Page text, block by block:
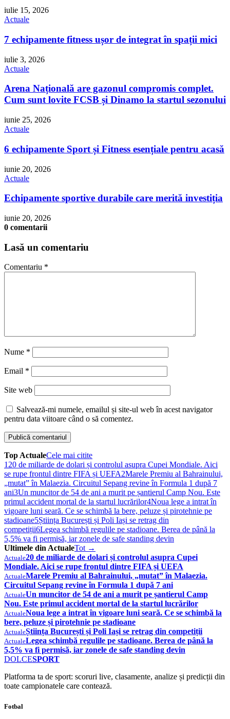
iulie 15, 2026
Actuale
7 echipamente fitness ușor de integrat în spații mici
iulie 3, 2026
Actuale
Arena Națională are gazonul compromis complet.
Cum sunt lovite FCSB și Dinamo la startul sezonului
iunie 25, 2026
Actuale
6 echipamente Sport și Fitness esențiale pentru acasă
iunie 20, 2026
Actuale
Echipamente sportive durabile care merită investiția
iunie 20, 2026
0 comentarii
Lasă un comentariu
Comentariu *
Nume *
Email *
Site web
Salvează-mi numele, emailul și site-ul web în acest navigator
pentru data viitoare când o să comentez.
Top ActualeCele mai citite
120 de miliarde de dolari și controlul asupra Cupei Mondiale. Aici
se rupe frontul dintre FIFA și UEFA2Marele Premiu al Bahrainului,
„mutat” în Malaezia. Circuitul Sepang revine în Formula 1 după 7
ani3Un muncitor de 54 de ani a murit pe șantierul Camp Nou. Este
primul accident mortal de la startul lucrărilor4Noua lege a intrat în
vigoare luni seară. Ce se schimbă la bere, peluze și pirotehnie pe
stadioane5Știința București și Poli Iași se retrag din
competiții6Legea schimbă regulile pe stadioane. Berea de până la
5,5% va fi permisă, iar zonele de safe standing devin
Ultimele din ActualeTot →
Actuale20 de miliarde de dolari și controlul asupra Cupei
Mondiale. Aici se rupe frontul dintre FIFA și UEFA
ActualeMarele Premiu al Bahrainului, „mutat” în Malaezia.
Circuitul Sepang revine în Formula 1 după 7 ani
ActualeUn muncitor de 54 de ani a murit pe șantierul Camp
Nou. Este primul accident mortal de la startul lucrărilor
ActualeNoua lege a intrat în vigoare luni seară. Ce se schimbă la
bere, peluze și pirotehnie pe stadioane
ActualeȘtiința București și Poli Iași se retrag din competiții
ActualeLegea schimbă regulile pe stadioane. Berea de până la
5,5% va fi permisă, iar zonele de safe standing devin
DOLCESPORT
Platforma ta de sport: scoruri live, clasamente, analize și predicții din
toate campionatele care contează.
Fotbal